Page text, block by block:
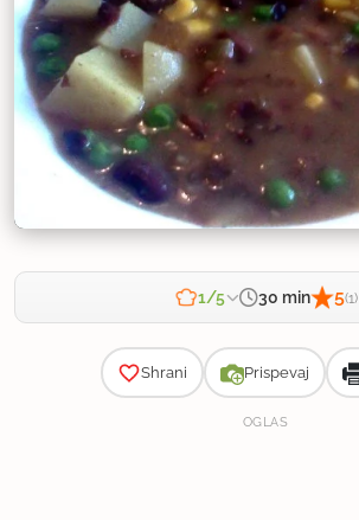
1/5 30 min 5(1)
Shrani Prispevaj
OGLAS